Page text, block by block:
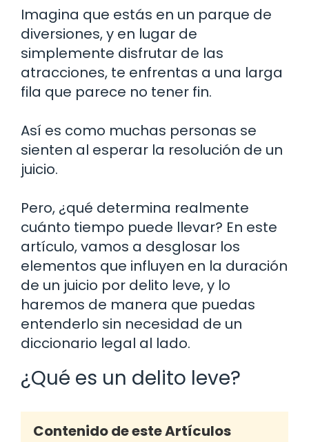
Imagina que estás en un parque de
diversiones, y en lugar de
simplemente disfrutar de las
atracciones, te enfrentas a una larga
fila que parece no tener fin.
Así es como muchas personas se
sienten al esperar la resolución de un
juicio.
Pero, ¿qué determina realmente
cuánto tiempo puede llevar? En este
artículo, vamos a desglosar los
elementos que influyen en la duración
de un juicio por delito leve, y lo
haremos de manera que puedas
entenderlo sin necesidad de un
diccionario legal al lado.
¿Qué es un delito leve?
Contenido de este Artículos